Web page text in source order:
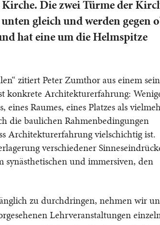
Die zwei Türme der
gleich und werden gegen
hat eine um die Helmspitze
zitiert Peter Zumthor aus einem
konkrete Architekturerfahrung:
eines Raumes, eines Platzes als
die baulichen Rahmenbedingungen
Architekturerfahrung vielschichtig ist.
verschiedener
und immersiven, den
zu durchdringen, nehmen wir
Lehrveranstaltungen